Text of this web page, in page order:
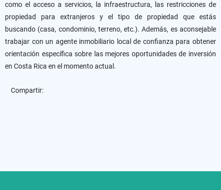
como el acceso a servicios, la infraestructura, las restricciones de
propiedad para extranjeros y el tipo de propiedad que estás
buscando (casa, condominio, terreno, etc.). Además, es aconsejable
trabajar con un agente inmobiliario local de confianza para obtener
orientación específica sobre las mejores oportunidades de inversión
en Costa Rica en el momento actual.
Compartir: